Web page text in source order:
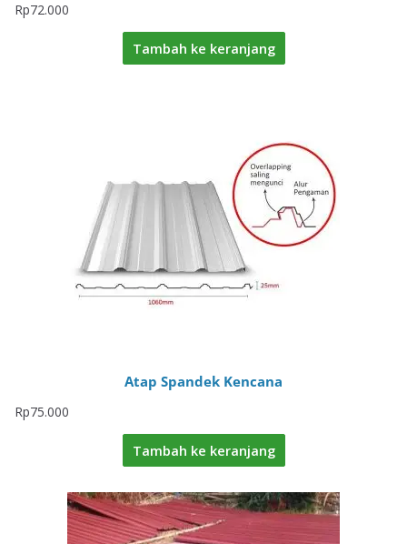
Rp72.000
Tambah ke keranjang
Atap Spandek Kencana
Rp75.000
Tambah ke keranjang